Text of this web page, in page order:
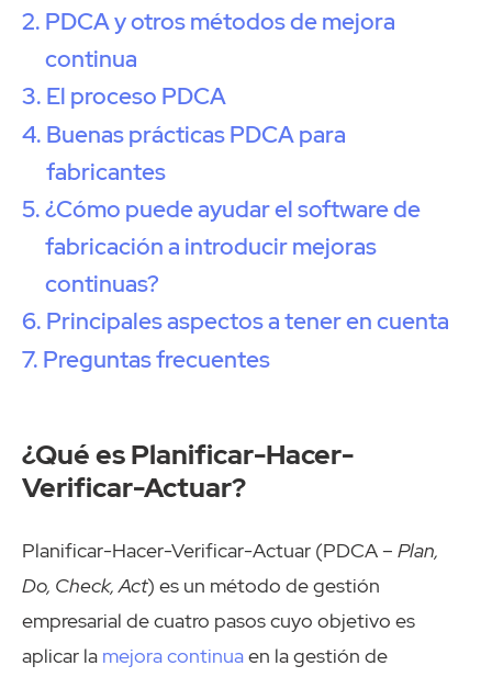
PDCA y otros métodos de mejora
continua
El proceso PDCA
Buenas prácticas PDCA para
fabricantes
¿Cómo puede ayudar el software de
fabricación a introducir mejoras
continuas?
Principales aspectos a tener en cuenta
Preguntas frecuentes
¿Qué es Planificar-Hacer-
Verificar-Actuar?
Planificar-Hacer-Verificar-Actuar (PDCA – Plan,
Do, Check, Act) es un método de gestión
empresarial de cuatro pasos cuyo objetivo es
aplicar la mejora continuaen la gestión de